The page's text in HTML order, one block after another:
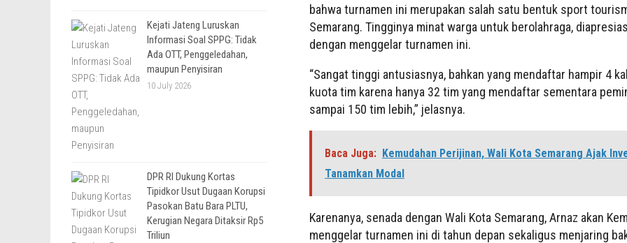
bahwa turnamen ini merupakan salah satu bentuk sport
Semarang. Tingginya minat warga untuk berolahraga,
dengan menggelar turnamen ini.
“Sangat tinggi antusiasnya, bahkan yang mendaftar hampir 4
kuota tim karena hanya 32 tim yang mendaftar sementara
sampai 150 tim lebih,” jelasnya.
Baca Juga: Kemudahan Perijinan, Wali Kota Semarang Ajak
Tanamkan Modal
Karenanya, senada dengan Wali Kota Semarang, Arnaz akan
menggelar turnamen ini di tahun depan sekaligus menjaring
Kejati Jateng Luruskan
Informasi Soal SPPG: Tidak
Ada OTT, Penggeledahan,
maupun Penyisiran
10 July 2026
DPR RI Dukung Kortas
Tipidkor Usut Dugaan Korupsi
Pasokan Batu Bara PLTU,
Kerugian Negara Ditaksir Rp5
Triliun